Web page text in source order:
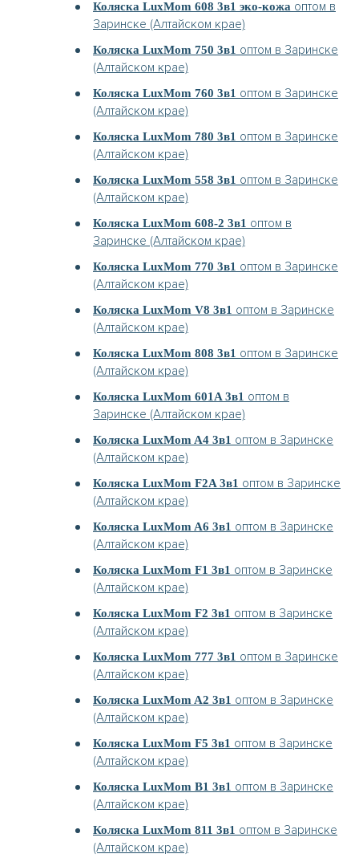
Коляска LuxMom 608 3в1 эко-кожа оптом в
Заринске (Алтайском крае)
Коляска LuxMom 750 3в1 оптом в Заринске
(Алтайском крае)
Коляска LuxMom 760 3в1 оптом в Заринске
(Алтайском крае)
Коляска LuxMom 780 3в1 оптом в Заринске
(Алтайском крае)
Коляска LuxMom 558 3в1 оптом в Заринске
(Алтайском крае)
Коляска LuxMom 608-2 3в1 оптом в
Заринске (Алтайском крае)
Коляска LuxMom 770 3в1 оптом в Заринске
(Алтайском крае)
Коляска LuxMom V8 3в1 оптом в Заринске
(Алтайском крае)
Коляска LuxMom 808 3в1 оптом в Заринске
(Алтайском крае)
Коляска LuxMom 601A 3в1 оптом в
Заринске (Алтайском крае)
Коляска LuxMom A4 3в1 оптом в Заринске
(Алтайском крае)
Коляска LuxMom F2A 3в1 оптом в Заринске
(Алтайском крае)
Коляска LuxMom A6 3в1 оптом в Заринске
(Алтайском крае)
Коляска LuxMom F1 3в1 оптом в Заринске
(Алтайском крае)
Коляска LuxMom F2 3в1 оптом в Заринске
(Алтайском крае)
Коляска LuxMom 777 3в1 оптом в Заринске
(Алтайском крае)
Коляска LuxMom A2 3в1 оптом в Заринске
(Алтайском крае)
Коляска LuxMom F5 3в1 оптом в Заринске
(Алтайском крае)
Коляска LuxMom B1 3в1 оптом в Заринске
(Алтайском крае)
Коляска LuxMom 811 3в1 оптом в Заринске
(Алтайском крае)